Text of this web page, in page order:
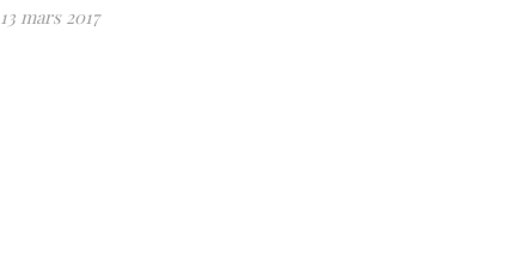
13 mars 2017